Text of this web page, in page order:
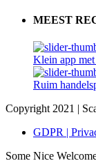
MEEST
Klein app
Ruim
Copyright 2021 |
GDPR |
Some Nice